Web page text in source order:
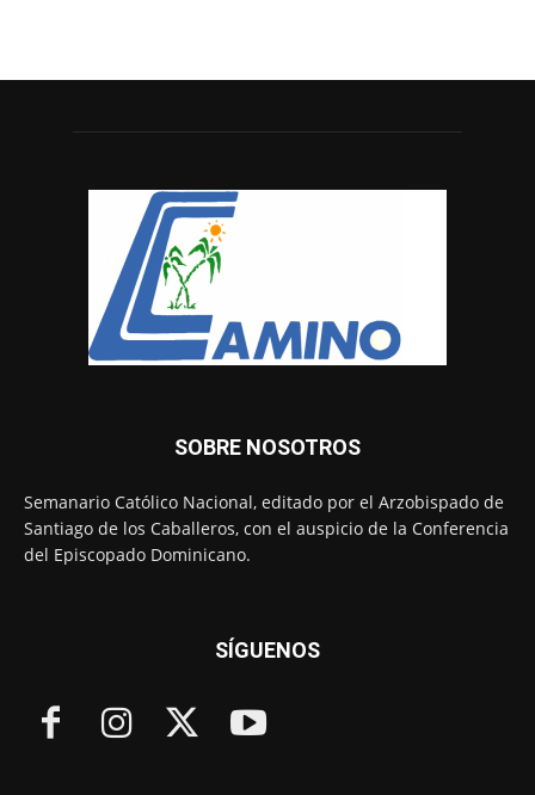
SOBRE NOSOTROS
Semanario Católico Nacional, editado por el Arzobispado de
Santiago de los Caballeros, con el auspicio de la Conferencia
del Episcopado Dominicano.
SÍGUENOS